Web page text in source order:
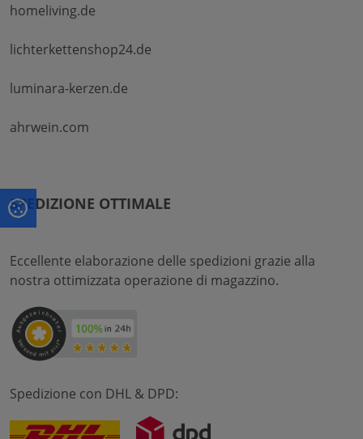
homeliving.de
lichterkettenshop24.de
luminara-kerzen.de
ahrwein.com
SPEDIZIONE OTTIMALE
Eccellente elaborazione delle spedizioni grazie alla
nostra ottimizzata operazione di magazzino.
Spedizione con DHL & DPD: